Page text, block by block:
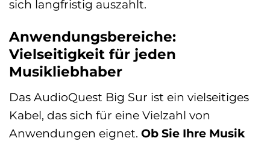
sich langfristig auszahlt.
Anwendungsbereiche:
Vielseitigkeit für jeden
Musikliebhaber
Das AudioQuest Big Sur ist ein vielseitiges
Kabel, das sich für eine Vielzahl von
Anwendungen eignet. Ob Sie Ihre Musik